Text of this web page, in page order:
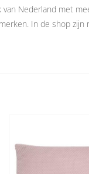
Nederland met
In de shop zijn